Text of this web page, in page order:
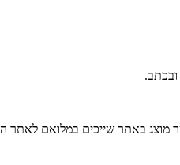
באתר שייכים במלואם לאתר הנ"ל